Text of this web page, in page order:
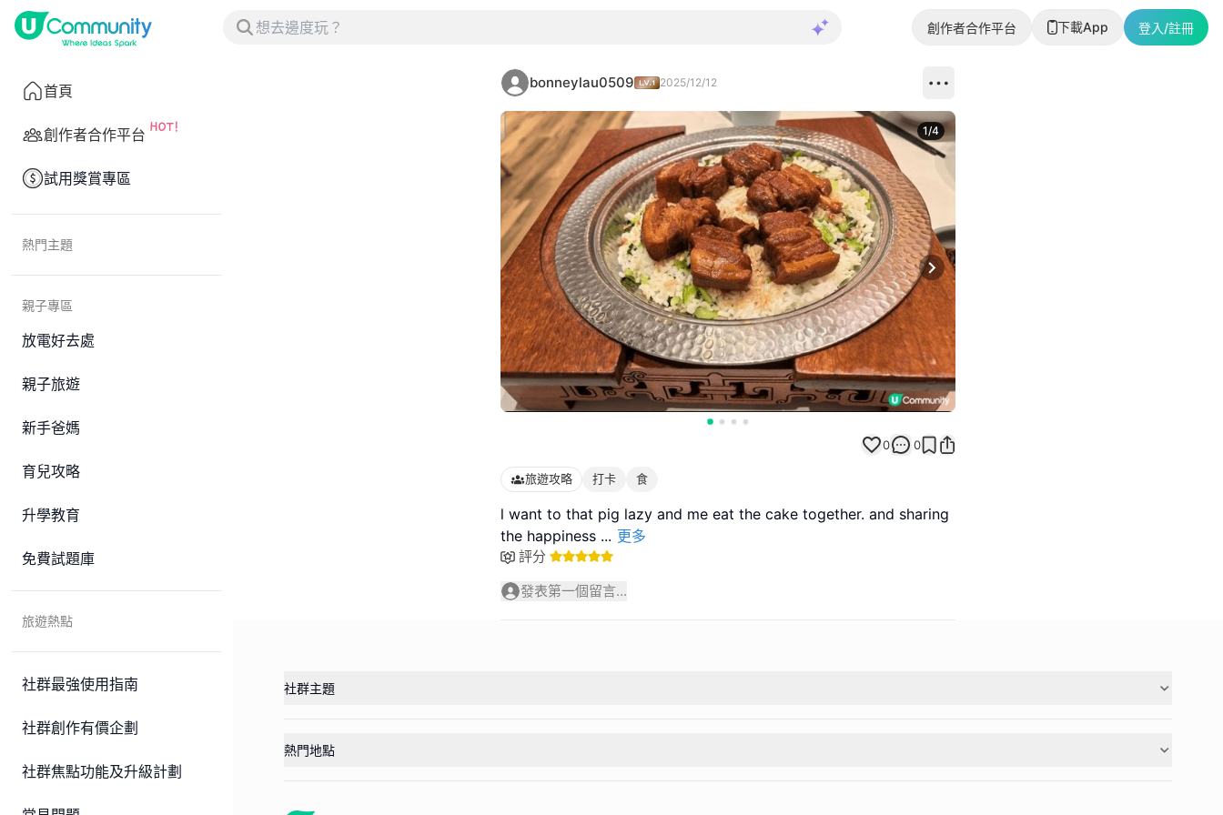
創作者合作平台 下載App 登入/註冊
首頁
創作者合作平台
試用獎賞專區
熱門主題
親子專區
放電好去處
親子旅遊
新手爸媽
育兒攻略
升學教育
免費試題庫
旅遊熱點
社群最強使用指南
社群創作有價企劃
社群焦點功能及升級計劃
bonneylau0509 2025/12/12
Next slide
1/4
0 0
旅遊攻略 打卡 食
l want to that pig lazy and me eat the cake together. and sharing
the happiness ... 更多
評分
發表第一個留言...
社群主題
熱門地點